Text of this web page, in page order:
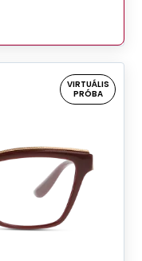
VIRTUÁLIS
PRÓBA